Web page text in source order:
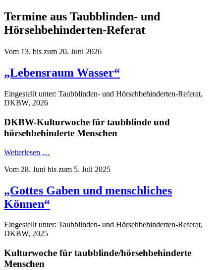
Termine aus Taubblinden- und
Hörsehbehinderten-Referat
Vom 13. bis zum 20. Juni 2026
„Lebensraum Wasser“
Eingestellt unter: Taubblinden- und Hörsehbehinderten-Referat,
DKBW, 2026
DKBW-Kulturwoche für taubblinde und
hörsehbehinderte Menschen
Weiterlesen …
Vom 28. Juni bis zum 5. Juli 2025
„Gottes Gaben und menschliches
Können“
Eingestellt unter: Taubblinden- und Hörsehbehinderten-Referat,
DKBW, 2025
Kulturwoche für taubblinde/hörsehbehinderte
Menschen